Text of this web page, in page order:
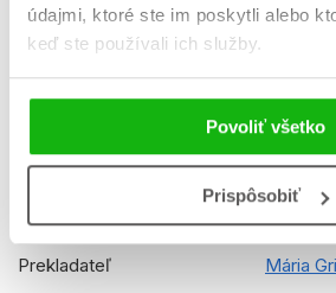
údajmi, ktoré ste im poskytli alebo
keď ste používali ich služby.
Povoliť všetko
Prispôsobiť
Dátum vydania
Formát
0,132 kg
Jazyk
Rady
Prekladateľ Mária